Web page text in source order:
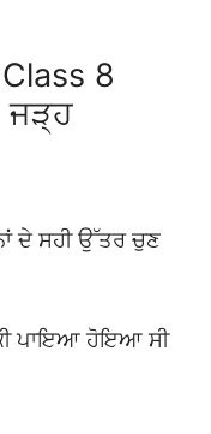
8
ਜੜ੍ਹ
ਦੇ ਸਹੀ ਉੱਤਰ ਚੁਣ
ਪਾਇਆ ਹੋਇਆ ਸੀ